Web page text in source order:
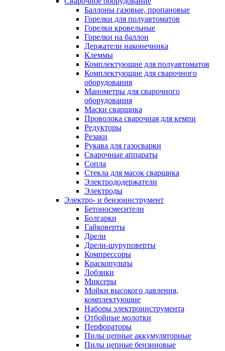
Баллоны газовые, пропановые
Горелки для полуавтоматов
Горелки кровельные
Горелки на баллон
Держатели наконечника
Клеммы
Комплектующие для полуавтоматов
Комплектующие для сварочного
оборудования
Манометры для сварочного
оборудования
Маски сварщика
Проволока сварочная для кемпи
Редукторы
Резаки
Рукава для газосварки
Сварочные аппараты
Сопла
Стекла для масок сварщика
Электрододержатели
Электроды
Электро- и бензоинструмент
Бетоносмесители
Болгарки
Гайковерты
Дрели
Дрели-шуруповерты
Компрессоры
Краскопульты
Лобзики
Миксеры
Мойки высокого давления,
комплектующие
Наборы электроинструмента
Отбойные молотки
Перфораторы
Пилы цепные аккумуляторные
Пилы цепные бензиновые